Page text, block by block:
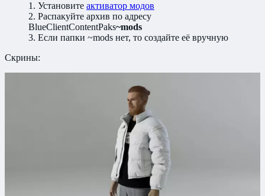
1. Установите активатор модов
2. Распакуйте архив по адресу
BlueClientContentPaks~mods
3. Если папки ~mods нет, то создайте её вручную
Скрины: